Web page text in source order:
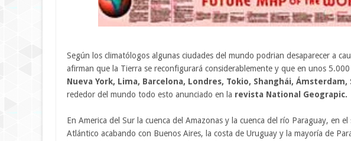
Según los climatólogos algunas ciudades del mundo podrian desaparecer a
afirman que la Tierra se reconfigurará considerablemente y que en unos 5.000
Nueva York, Lima, Barcelona, Londres, Tokio, Shanghái, Ámsterdam,
rededor del mundo todo esto anunciado en la revista National Geograpic.
En America del Sur la cuenca del Amazonas y la cuenca del río Paraguay, en
Atlántico acabando con Buenos Aires, la costa de Uruguay y la mayoría de